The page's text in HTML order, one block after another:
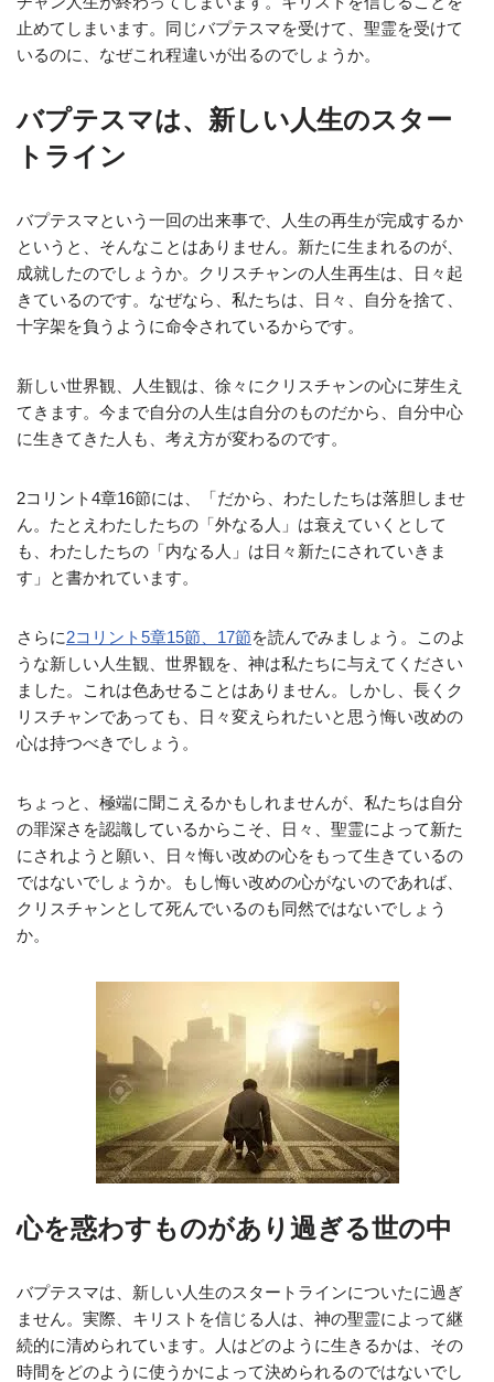
止めてしまいます。同じバプテスマを受けて、聖霊を受けて
いるのに、なぜこれ程違いが出るのでしょうか。
バプテスマは、新しい人生のスター
トライン
バプテスマという一回の出来事で、人生の再生が完成するか
というと、そんなことはありません。新たに生まれるのが、
成就したのでしょうか。クリスチャンの人生再生は、日々起
きているのです。なぜなら、私たちは、日々、自分を捨て、
十字架を負うように命令されているからです。
新しい世界観、人生観は、徐々にクリスチャンの心に芽生え
てきます。今まで自分の人生は自分のものだから、自分中心
に生きてきた人も、考え方が変わるのです。
2コリント4章16節には、「だから、わたしたちは落胆しませ
ん。たとえわたしたちの「外なる人」は衰えていくとして
も、わたしたちの「内なる人」は日々新たにされていきま
す」と書かれています。
さらに2コリント5章15節、17節を読んでみましょう。このよ
うな新しい人生観、世界観を、神は私たちに与えてください
ました。これは色あせることはありません。しかし、長くク
リスチャンであっても、日々変えられたいと思う悔い改めの
心は持つべきでしょう。
ちょっと、極端に聞こえるかもしれませんが、私たちは自分
の罪深さを認識しているからこそ、日々、聖霊によって新た
にされようと願い、日々悔い改めの心をもって生きているの
ではないでしょうか。もし悔い改めの心がないのであれば、
クリスチャンとして死んでいるのも同然ではないでしょう
か。
心を惑わすものがあり過ぎる世の中
バプテスマは、新しい人生のスタートラインについたに過ぎ
ません。実際、キリストを信じる人は、神の聖霊によって継
続的に清められています。人はどのように生きるかは、その
時間をどのように使うかによって決められるのではないでし